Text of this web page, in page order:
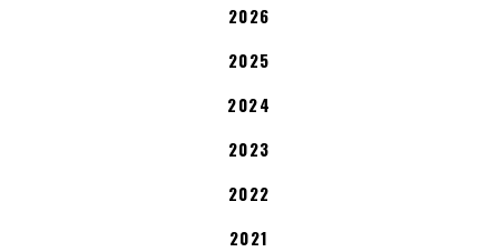
2026
2025
2024
2023
2022
2021